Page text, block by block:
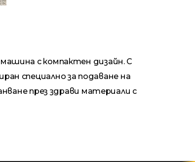
с компактен дизайн. С
специално за подаване на
през здрави материали с